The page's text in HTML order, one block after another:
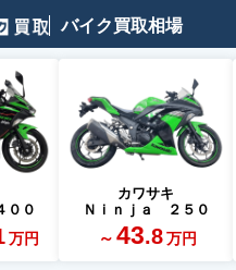
バイク買取相場
００
万円
カワサキ
Ｎｉｎｊａ ２５０
～ 43.8 万円